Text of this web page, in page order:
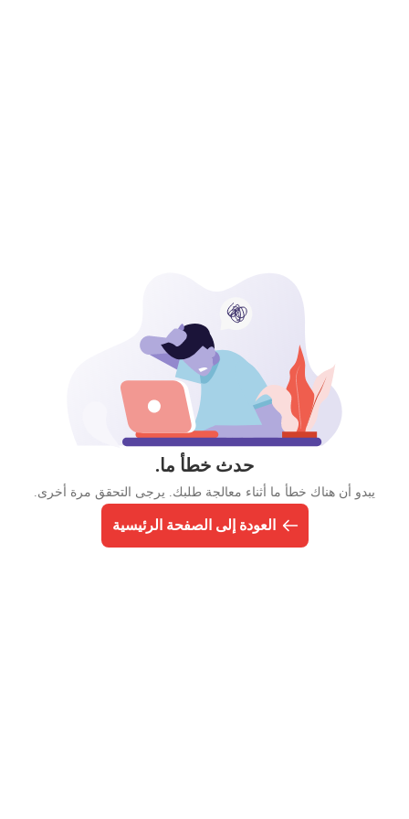
حدث خطأ ما.
يبدو أن هناك خطأ ما أثناء معالجة طلبك. يرجى التحقق مرة أخرى.
العودة إلى الصفحة الرئيسية